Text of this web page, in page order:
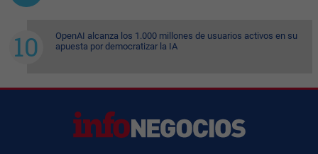
OpenAI alcanza los 1.000 millones de usuarios activos en su
apuesta por democratizar la IA